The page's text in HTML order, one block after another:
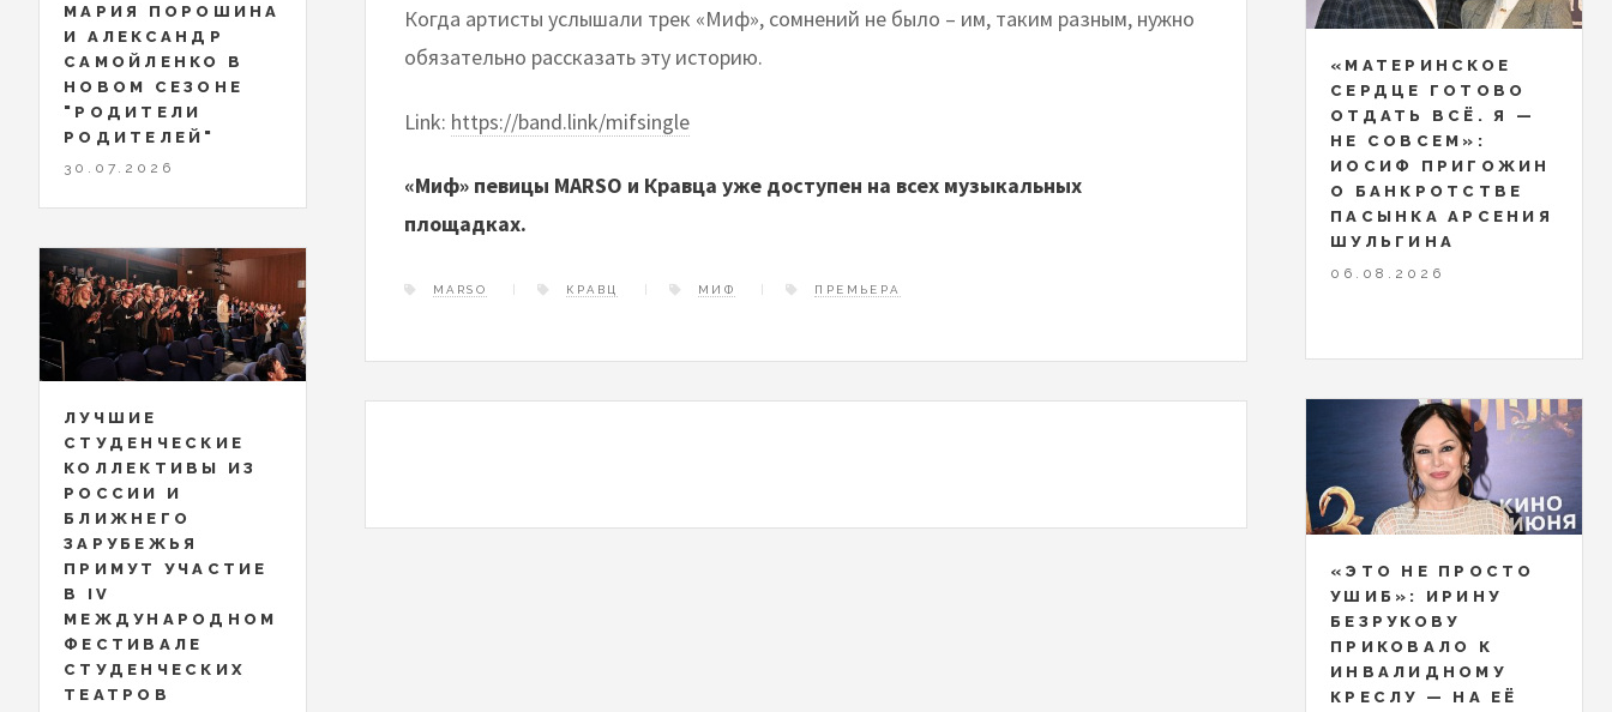
Когда артисты услышали трек «Миф», сомнений не было – им, таким разным, нужно
обязательно рассказать эту историю.
Link: https://band.link/mifsingle
«Миф» певицы MARSO и Кравца уже доступен на всех музыкальных
площадках.
MARSO КРАВЦ МИФ ПРЕМЬЕРА
МАРИЯ ПОРОШИНА
И АЛЕКСАНДР
САМОЙЛЕНКО В
НОВОМ СЕЗОНЕ
"РОДИТЕЛИ
РОДИТЕЛЕЙ"
30.07.2026
ЛУЧШИЕ
СТУДЕНЧЕСКИЕ
КОЛЛЕКТИВЫ ИЗ
РОССИИ И
БЛИЖНЕГО
ЗАРУБЕЖЬЯ
ПРИМУТ УЧАСТИЕ
В IV
МЕЖДУНАРОДНОМ
ФЕСТИВАЛЕ
СТУДЕНЧЕСКИХ
ТЕАТРОВ
«МАТЕРИНСКОЕ
СЕРДЦЕ ГОТОВО
ОТДАТЬ ВСЁ. Я —
НЕ СОВСЕМ»:
ИОСИФ ПРИГОЖИН
О БАНКРОТСТВЕ
ПАСЫНКА АРСЕНИЯ
ШУЛЬГИНА
06.08.2026
«ЭТО НЕ ПРОСТО
УШИБ»: ИРИНУ
БЕЗРУКОВУ
ПРИКОВАЛО К
ИНВАЛИДНОМУ
КРЕСЛУ — НА ЕЁ